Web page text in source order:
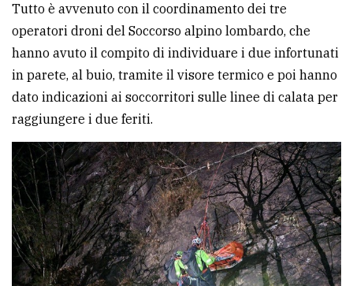
Tutto è avvenuto con il coordinamento dei tre
operatori droni del Soccorso alpino lombardo, che
hanno avuto il compito di individuare i due infortunati
in parete, al buio, tramite il visore termico e poi hanno
dato indicazioni ai soccorritori sulle linee di calata per
raggiungere i due feriti.